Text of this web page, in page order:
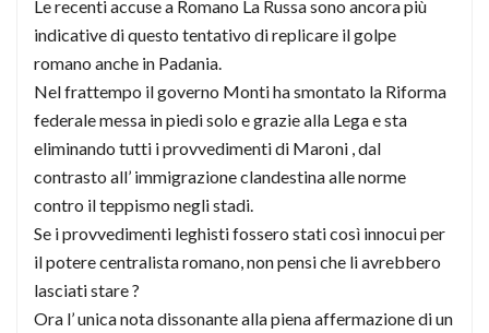
Le recenti accuse a Romano La Russa sono ancora più
indicative di questo tentativo di replicare il golpe
romano anche in Padania.
Nel frattempo il governo Monti ha smontato la Riforma
federale messa in piedi solo e grazie alla Lega e sta
eliminando tutti i provvedimenti di Maroni , dal
contrasto all’ immigrazione clandestina alle norme
contro il teppismo negli stadi.
Se i provvedimenti leghisti fossero stati così innocui per
il potere centralista romano, non pensi che li avrebbero
lasciati stare ?
Ora l’ unica nota dissonante alla piena affermazione di un